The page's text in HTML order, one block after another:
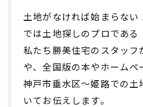
土地がなければ始まらない
では土地探しのプロである
私たち勝美住宅のスタッフ
や、全国版の本やホームペ
神戸市垂水区〜姫路での土
いてお伝えします。